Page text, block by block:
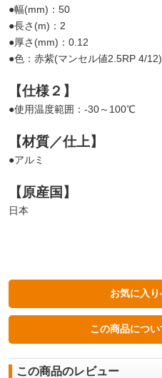
●幅(mm)：50
●長さ(m)：2
●厚さ(mm)：0.12
●色：赤紫(マンセル値2.5RP 4/12)
【仕様２】
●使用温度範囲：-30～100℃
【材質／仕上】
●アルミ
【原産国】
日本
この商品のレビュー